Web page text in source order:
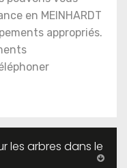
en MEINHARDT
appropriés.
les arbres dans le